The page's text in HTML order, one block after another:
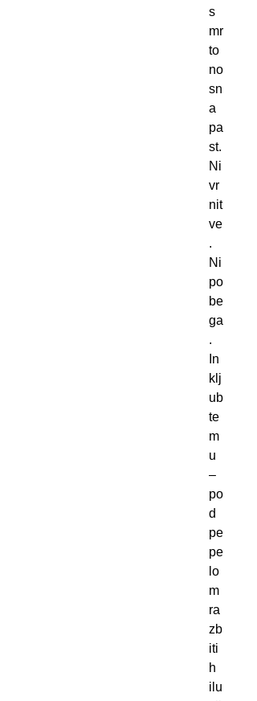
s
mr
to
no
sn
a
pa
st.
Ni
vr
nit
ve
.
Ni
po
be
ga
.
In
klj
ub
te
m
u
–
po
d
pe
pe
lo
m
ra
zb
iti
h
ilu